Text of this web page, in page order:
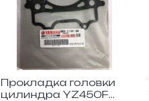
Прокладка головки
цилиндра YZ450F